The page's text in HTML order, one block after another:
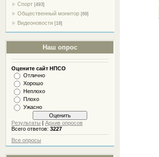
Спорт [493]
Общественный монитор [69]
Видеоновости [18]
Наш опрос
Оцените сайт НПСО
Отлично
Хорошо
Неплохо
Плохо
Ужасно
Результаты | Архив опросов
Всего ответов: 3227
Все опросы